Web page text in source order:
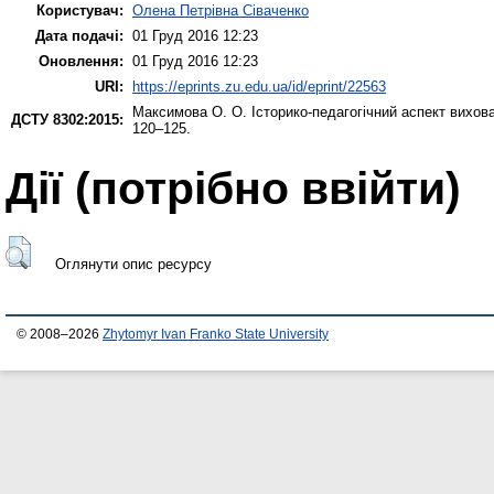
Користувач: Олена Петрівна Сіваченко
Дата подачі: 01 Груд 2016 12:23
Оновлення: 01 Груд 2016 12:23
URI: https://eprints.zu.edu.ua/id/eprint/22563
ДСТУ 8302:2015:
Максимова О. О. Історико-педагогічний аспект
120–125.
Дії ​​(потрібно ввійти)
Оглянути опис ресурсу
© 2008–2026 Zhytomyr Ivan Franko State University